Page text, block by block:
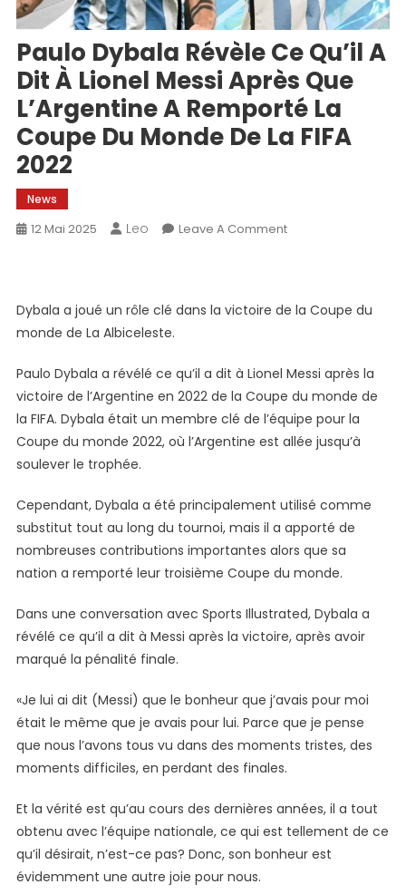
Paulo Dybala Révèle Ce Qu’il A
Dit À Lionel Messi Après Que
L’Argentine A Remporté La
Coupe Du Monde De La FIFA
2022
News
12 Mai 2025 Leo Leave A CommentOn
Ce
Dit
À
Lionel
Messi
L’Argentine
Remporté
Coupe
Monde
De
2022
Dybala a joué un rôle clé dans la victoire de la Coupe du
monde de La Albiceleste.
Paulo Dybala a révélé ce qu’il a dit à Lionel Messi après la
victoire de l’Argentine en 2022 de la Coupe du monde de
la FIFA. Dybala était un membre clé de l’équipe pour la
Coupe du monde 2022, où l’Argentine est allée jusqu’à
soulever le trophée.
Cependant, Dybala a été principalement utilisé comme
substitut tout au long du tournoi, mais il a apporté de
nombreuses contributions importantes alors que sa
nation a remporté leur troisième Coupe du monde.
Dans une conversation avec Sports Illustrated, Dybala a
révélé ce qu’il a dit à Messi après la victoire, après avoir
marqué la pénalité finale.
«Je lui ai dit (Messi) que le bonheur que j’avais pour moi
était le même que je avais pour lui. Parce que je pense
que nous l’avons tous vu dans des moments tristes, des
moments difficiles, en perdant des finales.
Et la vérité est qu’au cours des dernières années, il a tout
obtenu avec l’équipe nationale, ce qui est tellement de ce
qu’il désirait, n’est-ce pas? Donc, son bonheur est
évidemment une autre joie pour nous.